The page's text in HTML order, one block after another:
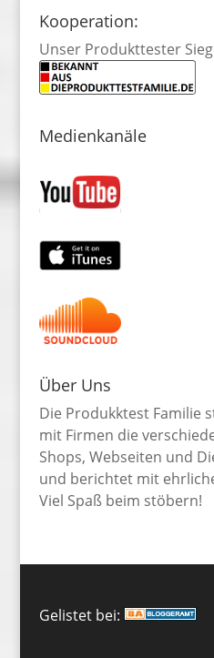
Kooperation:
Unser Produkttester
Medienkanäle
Über Uns
Die Produkktest Familie
mit Firmen die
Shops, Webseiten und
und berichtet mit
Viel Spaß beim stöbern!
Gelistet bei: